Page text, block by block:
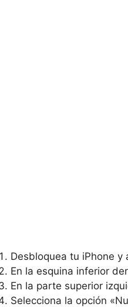
Desbloquea ​tu iPhone y
En la⁤ esquina inferior
En ‌la parte superior
Selecciona la‌ opción